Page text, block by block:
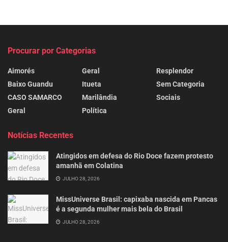
Procurar por Categorias
Aimorés
Baixo Guandu
CASO SAMARCO
Geral
Geral
Itueta
Marilândia
Política
Resplendor
Sem Categoria
Sociais
Notícias Recentes
Atingidos em defesa do Rio Doce fazem protesto
amanhã em Colatina
JULHO 28, 2026
MissUniverse Brasil: capixaba nascida em Pancas
é a segunda mulher mais bela do Brasil
JULHO 28, 2026